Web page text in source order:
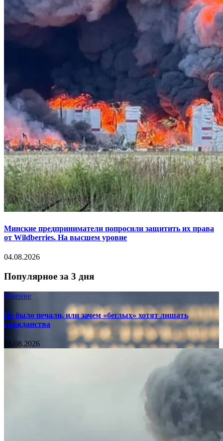
Минские предприниматели попросили защитить их права
от Wildberries. На высшем уровне
04.08.2026
Популярное за 3 дня
Мнение
Не было печали, или зачем «беглых» хотят лишать
гражданства
06.08.2026